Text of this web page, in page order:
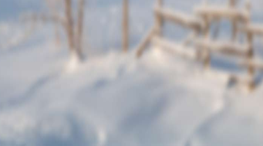
Canada